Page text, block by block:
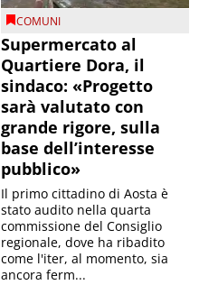
COMUNI
Supermercato al
Quartiere Dora, il
sindaco: «Progetto
sarà valutato con
grande rigore, sulla
base dell’interesse
pubblico»
Il primo cittadino di Aosta è
stato audito nella quarta
commissione del Consiglio
regionale, dove ha ribadito
come l'iter, al momento, sia
ancora ferm...